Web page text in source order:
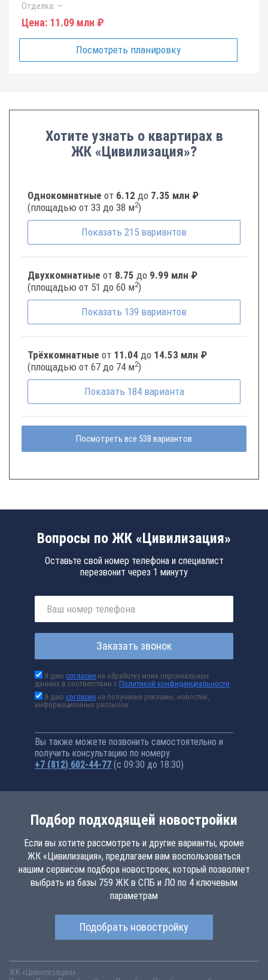
Отделка: —
Цена: 11.09 млн ₽
Посмотреть планировку
Хотите узнать о квартирах в
ЖК «Цивилизация»?
Однокомнатные от 6.12 до 7.35 млн ₽
(площадью от 33 до 38 м2)
Показать 215 вариантов
Двухкомнатные от 8.75 до 9.99 млн ₽
(площадью от 51 до 60 м2)
Показать 139 вариантов
Трёхкомнатные от 11.04 до 14.53 млн ₽
(площадью от 67 до 74 м2)
Показать 184 варианта
Посмотреть все 538 вариантов
Вопросы по ЖК «Цивилизация»
Оставьте свой номер телефона и специалист
перезвонит через 1 минуту
Заказать звонок
Я даюсогласие на обработку моих персональных
данных в соответствии сПолитикой конфиденциальности
Я даюсогласие на получение рекламы, новостей,
информационных рассылок
Вы также можете позвонить самостоятельно и
получить консультацию по номеру
+7 (812) 602-44-77 (с 09:30 до 18:30)
Подбор подходящей новостройки
Если вы хотите рассмотреть и другие варианты, кроме
ЖК «Цивилизация», предлагаем вам воспользоваться
нашим сервисом подбора новостроек, который позволяет
выбрать из базы 759 ЖК в СПБ и ЛО по 4 ключевым
параметрам
Подобрать новостройку
ЖК «Цивилизация»